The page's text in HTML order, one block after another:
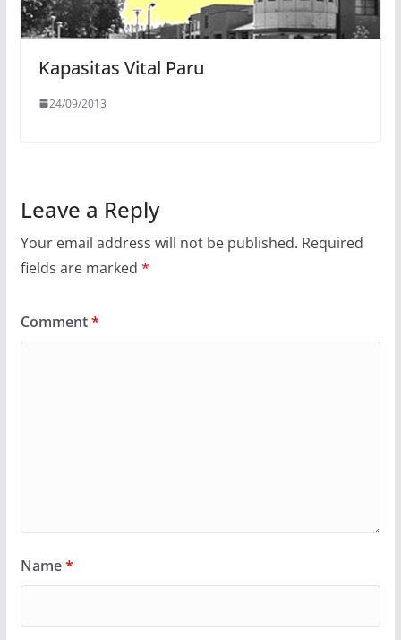
Kapasitas Vital Paru
24/09/2013
Leave a Reply
Your email address will not be published. Required
fields are marked *
Comment*
Name*